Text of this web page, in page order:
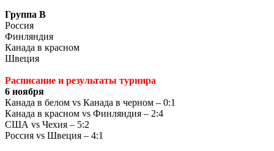
Группа В
Россия
Финляндия
Канада в красном
Швеция
Расписание и результаты турнира
6 ноября
Канада в белом vs Канада в черном – 0:1
Канада в красном vs Финляндия – 2:4
США vs Чехия – 5:2
Россия vs Швеция – 4:1